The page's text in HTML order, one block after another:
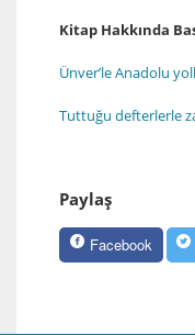
Kitap Hakkında
Ünver’le Anadolu
Tuttuğu defterlerle
Paylaş
Facebook